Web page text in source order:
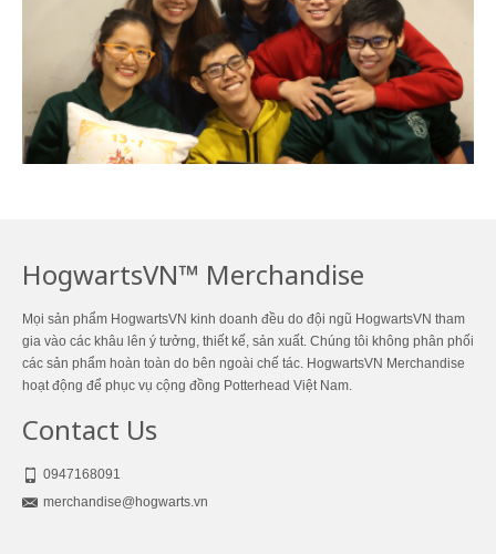
HogwartsVN™ Merchandise
Mọi sản phẩm HogwartsVN kinh doanh đều do đội ngũ HogwartsVN tham
gia vào các khâu lên ý tưởng, thiết kế, sản xuất. Chúng tôi không phân phối
các sản phẩm hoàn toàn do bên ngoài chế tác. HogwartsVN Merchandise
hoạt động để phục vụ cộng đồng Potterhead Việt Nam.
Contact Us
0947168091
merchandise@hogwarts.vn